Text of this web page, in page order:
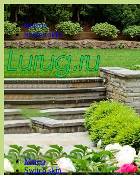
Пятница , 7 Август 2026
Войти
Switch skin
Меню
Switch skin